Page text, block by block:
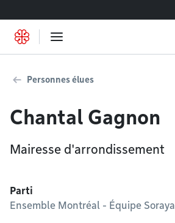
Personnes élues
Chantal Gagnon
Mairesse d'arrondissement
Parti
Ensemble Montréal - Équipe Soraya